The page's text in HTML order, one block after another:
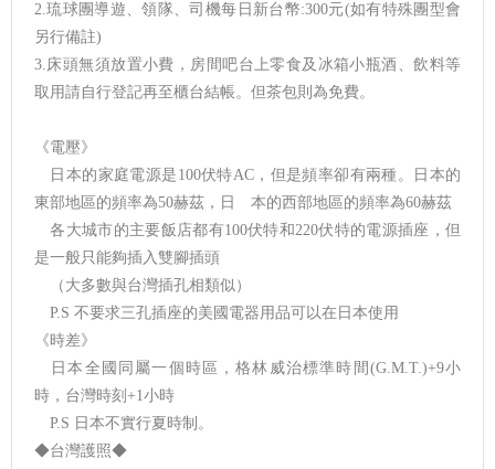
2.琉球團導遊、領隊、司機每日新台幣:300元(如有特殊團型會
另行備註)
3.床頭無須放置小費，房間吧台上零食及冰箱小瓶酒、飲料等
取用請自行登記再至櫃台結帳。但茶包則為免費。
《電壓》
日本的家庭電源是100伏特AC，但是頻率卻有兩種。日本的
東部地區的頻率為50赫茲，日 本的西部地區的頻率為60赫茲
各大城市的主要飯店都有100伏特和220伏特的電源插座，但
是一般只能夠插入雙腳插頭
（大多數與台灣插孔相類似）
P.S 不要求三孔插座的美國電器用品可以在日本使用
《時差》
日本全國同屬一個時區，格林威治標準時間(G.M.T.)+9小
時，台灣時刻+1小時
P.S 日本不實行夏時制。
◆台灣護照◆